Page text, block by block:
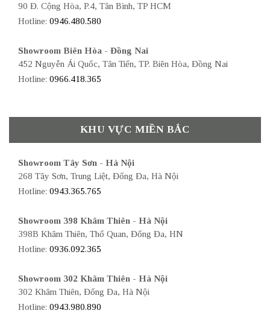
90 Đ. Cộng Hòa, P.4, Tân Bình, TP HCM
Hotline: 0946.480.580
Showroom Biên Hòa - Đồng Nai
452 Nguyễn Ái Quốc, Tân Tiến, TP. Biên Hòa, Đồng Nai
Hotline: 0966.418.365
KHU VỰC MIỀN BẮC
Showroom Tây Sơn - Hà Nội
268 Tây Sơn, Trung Liệt, Đống Đa, Hà Nội
Hotline: 0943.365.765
Showroom 398 Khâm Thiên - Hà Nội
398B Khâm Thiên, Thổ Quan, Đống Đa, HN
Hotline: 0936.092.365
Showroom 302 Khâm Thiên - Hà Nội
302 Khâm Thiên, Đống Đa, Hà Nội
Hotline: 0943.980.890